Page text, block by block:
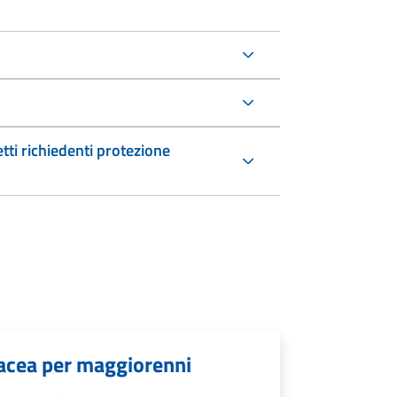
richiedenti protezione
per maggiorenni